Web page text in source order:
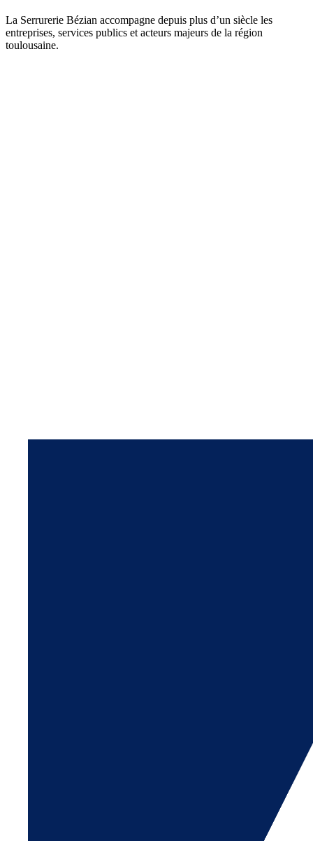
La Serrurerie Bézian accompagne depuis plus d’un siècle les
entreprises, services publics et acteurs majeurs de la région
toulousaine.